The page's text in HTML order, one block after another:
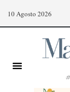
10 Agosto 2026